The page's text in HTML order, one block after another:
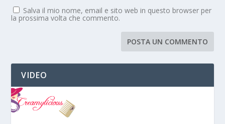
Salva il mio nome, email e sito web in questo browser per
la prossima volta che commento.
VIDEO